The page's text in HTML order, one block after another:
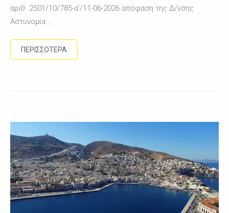
αριθ. 2501/10/785-α’/11-06-2026 απόφαση της Δ/νσης
Αστυνομία ...
ΠΕΡΙΣΣΟΤΕΡΑ